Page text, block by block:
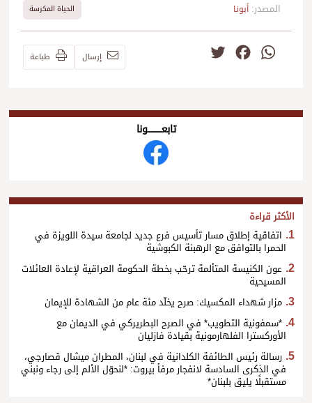
المصدر: أبونا الحياة المكرسة
WhatsApp
Facebook إرسال طباعة
تابعــــــــــونا
الأكثر قراءة
اتفاقية إطلاق مسار تأسيس فرع جديد لجامعة سيدة اللويزة في
الحمرا بالتوافق مع الرهبنة الكبوشية
عون الكنيسة المتألمة ترحّب بخطة الحكومة العراقية لإعادة العائلات
المسيحية
مزار شهداء المكسيك: صرح يخلّد مئة عام من الشهادة للإيمان
*سمفونية التطويب* في الصرح البطريركي في الديمان مع
الأوركسترا الفلهارمونية بقيادة فازليان
رسالة رئيس الطائفة الكلدانية في لبنان، المطران ميشال قصارجي،
في الذكرى السادسة لانفجار مرفأ بيروت: *لنحوّل الألم إلى رجاء ونبني
مستقبلًا يليق بلبنان*